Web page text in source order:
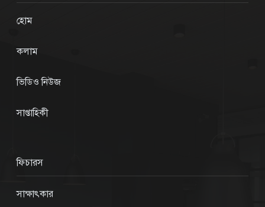
হোম
কলাম
ভিডিও নিউজ
সাপ্তাহিকী
ফিচারস
সাক্ষাৎকার